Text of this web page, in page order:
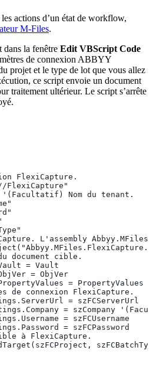
actions d’un état de workflow,
M-Files.
la fenêtre Edit VBScript Code
de connexion ABBYY
projet et le type de lot que vous allez
ce script envoie un document
traitement ultérieur. Le script s’arrête
FlexiCapture.
FlexiCapture"
'(Facultatif) Nom du tenant.
L'assembly
document cible.
= Vault
= ObjVer
= PropertyValues
de connexion FlexiCapture.
= szFCServerUrl
= szCompany
= szFCUsername
= szFCPassword
à FlexiCapture.